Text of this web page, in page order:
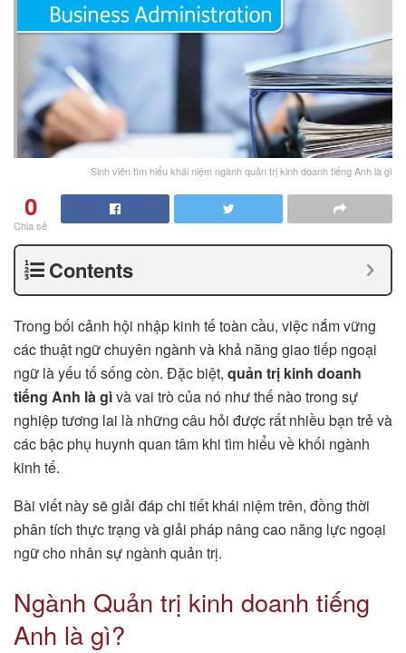
Sinh viên tìm hiểu khái niệm ngành quản trị kinh doanh tiếng Anh là gì
0
Chia sẻ
Contents
Trong bối cảnh hội nhập kinh tế toàn cầu, việc nắm vững
các thuật ngữ chuyên ngành và khả năng giao tiếp ngoại
ngữ là yếu tố sống còn. Đặc biệt, quản trị kinh doanh
tiếng Anh là gìvà vai trò của nó như thế nào trong sự
nghiệp tương lai là những câu hỏi được rất nhiều bạn trẻ và
các bậc phụ huynh quan tâm khi tìm hiểu về khối ngành
kinh tế.
Bài viết này sẽ giải đáp chi tiết khái niệm trên, đồng thời
phân tích thực trạng và giải pháp nâng cao năng lực ngoại
ngữ cho nhân sự ngành quản trị.
Ngành Quản trị kinh doanh tiếng
Anh là gì?